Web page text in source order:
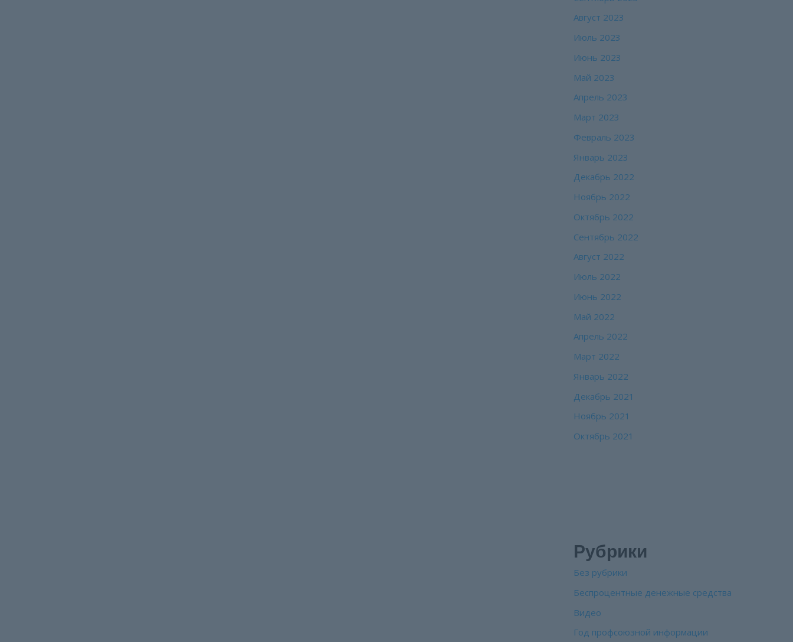
Август 2023
Июль 2023
Июнь 2023
Май 2023
Апрель 2023
Март 2023
Февраль 2023
Январь 2023
Декабрь 2022
Ноябрь 2022
Октябрь 2022
Сентябрь 2022
Август 2022
Июль 2022
Июнь 2022
Май 2022
Апрель 2022
Март 2022
Январь 2022
Декабрь 2021
Ноябрь 2021
Октябрь 2021
Рубрики
Без рубрики
Беспроцентные денежные средства
Видео
Год профсоюзной информации